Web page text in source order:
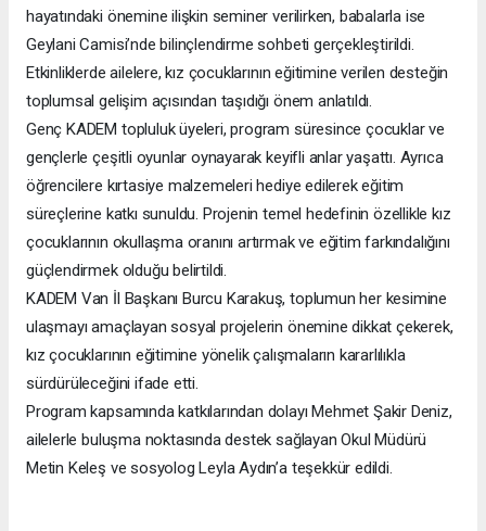
hayatındaki önemine ilişkin seminer verilirken, babalarla ise
Geylani Camisi’nde bilinçlendirme sohbeti gerçekleştirildi.
Etkinliklerde ailelere, kız çocuklarının eğitimine verilen desteğin
toplumsal gelişim açısından taşıdığı önem anlatıldı.
Genç KADEM topluluk üyeleri, program süresince çocuklar ve
gençlerle çeşitli oyunlar oynayarak keyifli anlar yaşattı. Ayrıca
öğrencilere kırtasiye malzemeleri hediye edilerek eğitim
süreçlerine katkı sunuldu. Projenin temel hedefinin özellikle kız
çocuklarının okullaşma oranını artırmak ve eğitim farkındalığını
güçlendirmek olduğu belirtildi.
KADEM Van İl Başkanı Burcu Karakuş, toplumun her kesimine
ulaşmayı amaçlayan sosyal projelerin önemine dikkat çekerek,
kız çocuklarının eğitimine yönelik çalışmaların kararlılıkla
sürdürüleceğini ifade etti.
Program kapsamında katkılarından dolayı Mehmet Şakir Deniz,
ailelerle buluşma noktasında destek sağlayan Okul Müdürü
Metin Keleş ve sosyolog Leyla Aydın’a teşekkür edildi.